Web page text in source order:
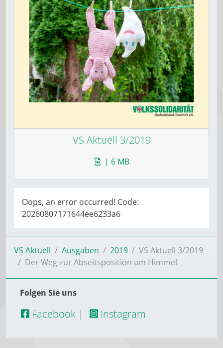
VS Aktuell 3/2019
| 6 MB
Oops, an error occurred! Code:
20260807171644ee6233a6
VS Aktuell Ausgaben 2019
VS Aktuell 3/2019
Der Weg zur Abseitsposition am Himmel
Folgen Sie uns
Facebook | Instagram